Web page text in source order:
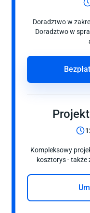
Doradztwo w
Doradztwo w
Kompleksowy
kosztorys - także